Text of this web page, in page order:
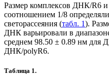
Размер комплексов ДНК/R6
соотношением 1/8
светорассеяния (табл. 1).
ДНК варьировали в
среднем 98.50 ± 0.89 нм для
ДНК/polyR6.
Таблица 1.